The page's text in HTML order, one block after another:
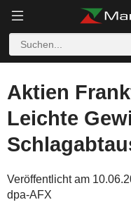
Aktien
Leichte
Veröffentlicht am
dpa-AFX